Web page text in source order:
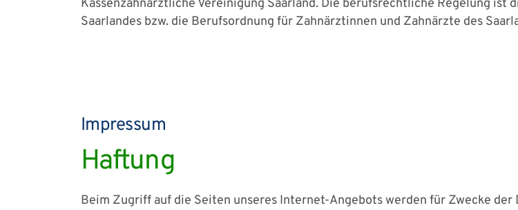
Kassenzahnärztliche Vereinigung Saarland. Die berufsrechtliche Regelung ist
Saarlandes bzw. die Berufsordnung für Zahnärztinnen und Zahnärzte des
Impressum
Haftung
Beim Zugriff auf die Seiten unseres Internet-Angebots werden für Zwecke